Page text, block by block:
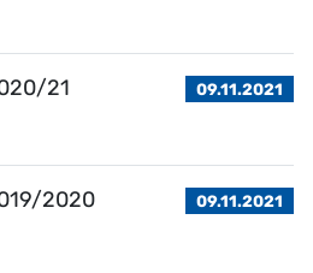
21 09.11.2021
2020 09.11.2021